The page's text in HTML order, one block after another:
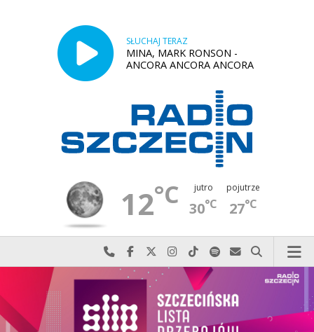
SŁUCHAJ TERAZ
MINA, MARK RONSON -
ANCORA ANCORA ANCORA
12°C jutro
30°C
pojutrze
27°C
Najlepiej po prostu do nas zadzwoń
Odwiedź nas na Facebook-u
Odwiedź nas na X
Odwiedź nas na Instagram-ie
Odwiedź nas na TikTok-u
Szukaj nas na Spotify
Wyślij do nas
Szukaj